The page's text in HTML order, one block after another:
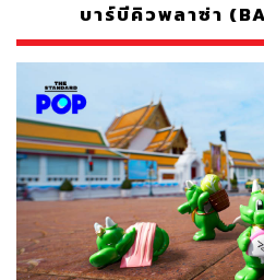
บาร์บีคิวพลาซ่า